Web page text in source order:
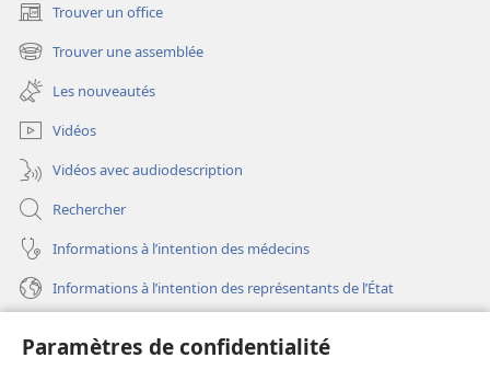
Paramètres de confidentialité
Trouver un office
(ouvre
une
nouvelle
fenêtre)
Trouver une assemblée
(ouvre
une
nouvelle
fenêtre)
Les nouveautés
Vidéos
Vidéos avec audiodescription
Rechercher
Informations à l’intention des médecins
Informations à l’intention des représentants de l’État